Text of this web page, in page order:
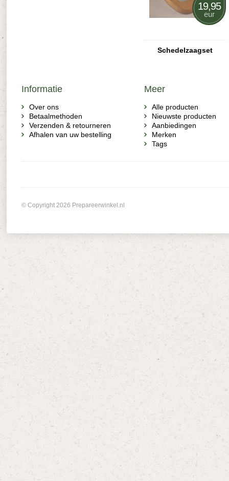
19,95
eur
Schedelzaagset
Informatie
Over ons
Betaalmethoden
Verzenden & retourneren
Afhalen van uw bestelling
Meer
Alle producten
Nieuwste producten
Aanbiedingen
Merken
Tags
© Copyright 2026 Prepareerwinkel.nl